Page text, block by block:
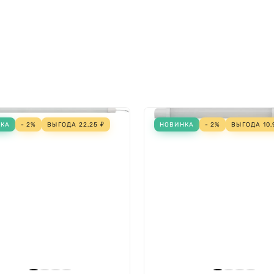
LED-драйвер (блок
- 2% ВЫГОДА 22,25 ₽ НОВИНКА - 2% ВЫГОДА